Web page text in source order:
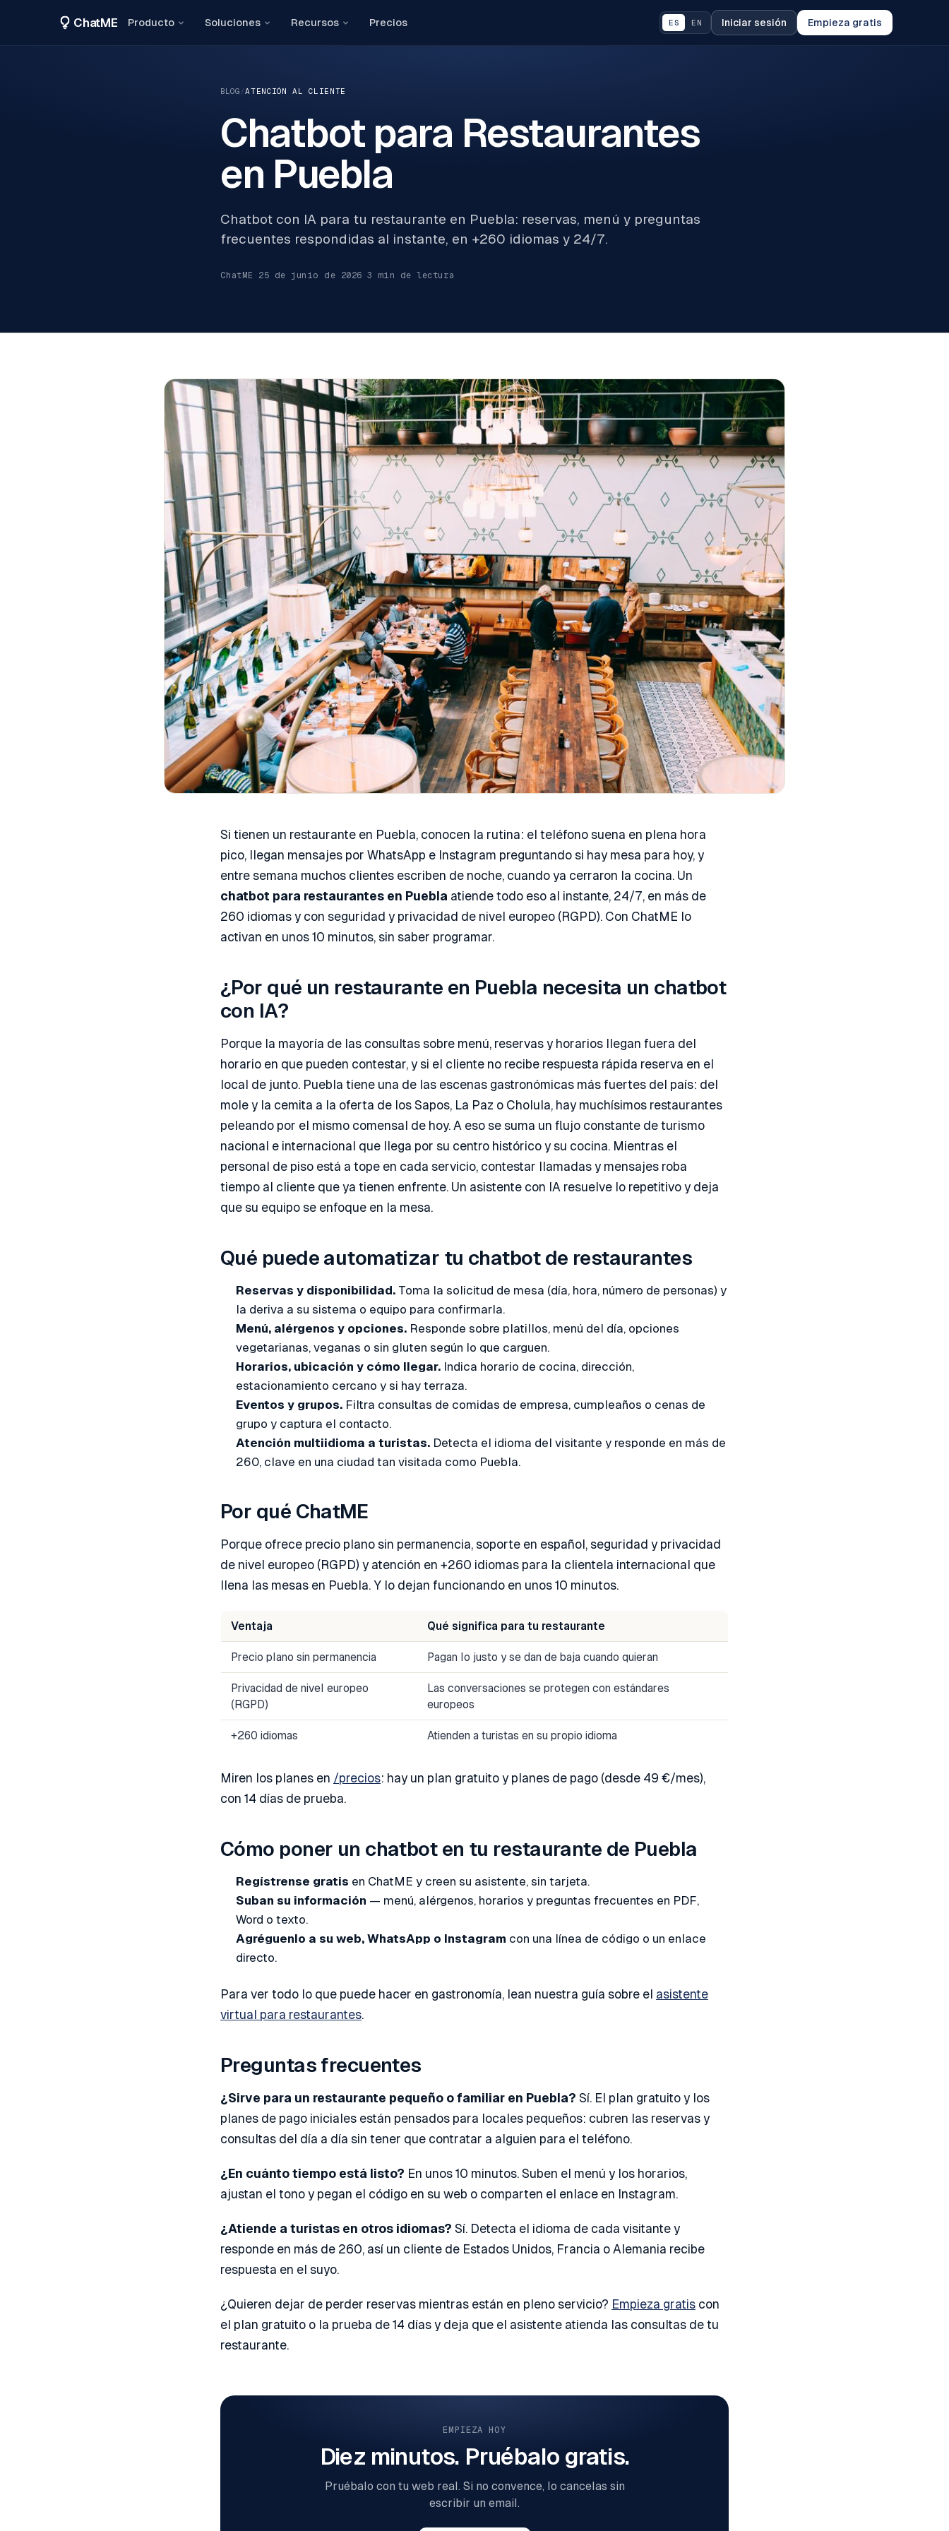
ChatME Producto Soluciones Recursos Precios ES EN Iniciar sesión Empieza gratis
BLOG /ATENCIÓN AL CLIENTE
Chatbot para Restaurantes
en Puebla
Chatbot con IA para tu restaurante en Puebla: reservas, menú y preguntas
frecuentes respondidas al instante, en +260 idiomas y 24/7.
ChatME · 25 de junio de 2026 · 3 min de lectura
Si tienen un restaurante en Puebla, conocen la rutina: el teléfono suena en plena hora
pico, llegan mensajes por WhatsApp e Instagram preguntando si hay mesa para hoy, y
entre semana muchos clientes escriben de noche, cuando ya cerraron la cocina. Un
chatbot para restaurantes en Puebla atiende todo eso al instante, 24/7, en más de
260 idiomas y con seguridad y privacidad de nivel europeo (RGPD). Con ChatME lo
activan en unos 10 minutos, sin saber programar.
¿Por qué un restaurante en Puebla necesita un chatbot
con IA?
Porque la mayoría de las consultas sobre menú, reservas y horarios llegan fuera del
horario en que pueden contestar, y si el cliente no recibe respuesta rápida reserva en el
local de junto. Puebla tiene una de las escenas gastronómicas más fuertes del país: del
mole y la cemita a la oferta de los Sapos, La Paz o Cholula, hay muchísimos restaurantes
peleando por el mismo comensal de hoy. A eso se suma un flujo constante de turismo
nacional e internacional que llega por su centro histórico y su cocina. Mientras el
personal de piso está a tope en cada servicio, contestar llamadas y mensajes roba
tiempo al cliente que ya tienen enfrente. Un asistente con IA resuelve lo repetitivo y deja
que su equipo se enfoque en la mesa.
Qué puede automatizar tu chatbot de restaurantes
Reservas y disponibilidad. Toma la solicitud de mesa (día, hora, número de personas) y
la deriva a su sistema o equipo para confirmarla.
Menú, alérgenos y opciones. Responde sobre platillos, menú del día, opciones
vegetarianas, veganas o sin gluten según lo que carguen.
Horarios, ubicación y cómo llegar. Indica horario de cocina, dirección,
estacionamiento cercano y si hay terraza.
Eventos y grupos. Filtra consultas de comidas de empresa, cumpleaños o cenas de
grupo y captura el contacto.
Atención multiidioma a turistas. Detecta el idioma del visitante y responde en más de
260, clave en una ciudad tan visitada como Puebla.
Por qué ChatME
Porque ofrece precio plano sin permanencia, soporte en español, seguridad y privacidad
de nivel europeo (RGPD) y atención en +260 idiomas para la clientela internacional que
llena las mesas en Puebla. Y lo dejan funcionando en unos 10 minutos.
Ventaja Qué significa para tu restaurante
Precio plano sin permanencia Pagan lo justo y se dan de baja cuando quieran
Privacidad de nivel europeo
(RGPD)
Las conversaciones se protegen con estándares
europeos
+260 idiomas Atienden a turistas en su propio idioma
Miren los planes en /precios: hay un plan gratuito y planes de pago (desde 49 €/mes),
con 14 días de prueba.
Cómo poner un chatbot en tu restaurante de Puebla
Regístrense gratis en ChatME y creen su asistente, sin tarjeta.
Suban su información — menú, alérgenos, horarios y preguntas frecuentes en PDF,
Word o texto.
Agréguenlo a su web, WhatsApp o Instagram con una línea de código o un enlace
directo.
Para ver todo lo que puede hacer en gastronomía, lean nuestra guía sobre el asistente
virtual para restaurantes.
Preguntas frecuentes
¿Sirve para un restaurante pequeño o familiar en Puebla? Sí. El plan gratuito y los
planes de pago iniciales están pensados para locales pequeños: cubren las reservas y
consultas del día a día sin tener que contratar a alguien para el teléfono.
¿En cuánto tiempo está listo? En unos 10 minutos. Suben el menú y los horarios,
ajustan el tono y pegan el código en su web o comparten el enlace en Instagram.
¿Atiende a turistas en otros idiomas? Sí. Detecta el idioma de cada visitante y
responde en más de 260, así un cliente de Estados Unidos, Francia o Alemania recibe
respuesta en el suyo.
¿Quieren dejar de perder reservas mientras están en pleno servicio? Empieza gratis con
el plan gratuito o la prueba de 14 días y deja que el asistente atienda las consultas de tu
restaurante.
EMPIEZA HOY
Diez minutos. Pruébalo gratis.
Pruébalo con tu web real. Si no convence, lo cancelas sin
escribir un email.